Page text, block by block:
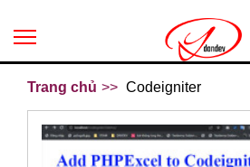
Trang chủ Codeigniter